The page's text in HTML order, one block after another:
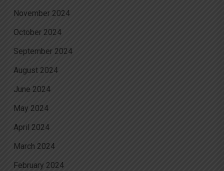
November 2024
October 2024
September 2024
August 2024
June 2024
May 2024
April 2024
March 2024
February 2024